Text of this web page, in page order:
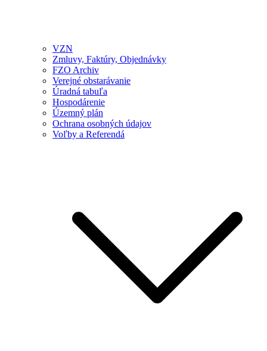
VZN
Zmluvy, Faktúry, Objednávky
FZO Archiv
Verejné obstarávanie
Úradná tabuľa
Hospodárenie
Územný plán
Ochrana osobných údajov
Voľby a Referendá